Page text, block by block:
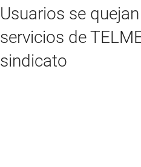
Usuarios se
servicios de
sindicato